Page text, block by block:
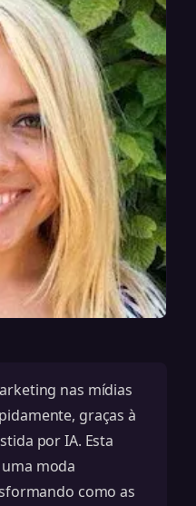
nas mídias
graças à
por IA. Esta
moda
como as